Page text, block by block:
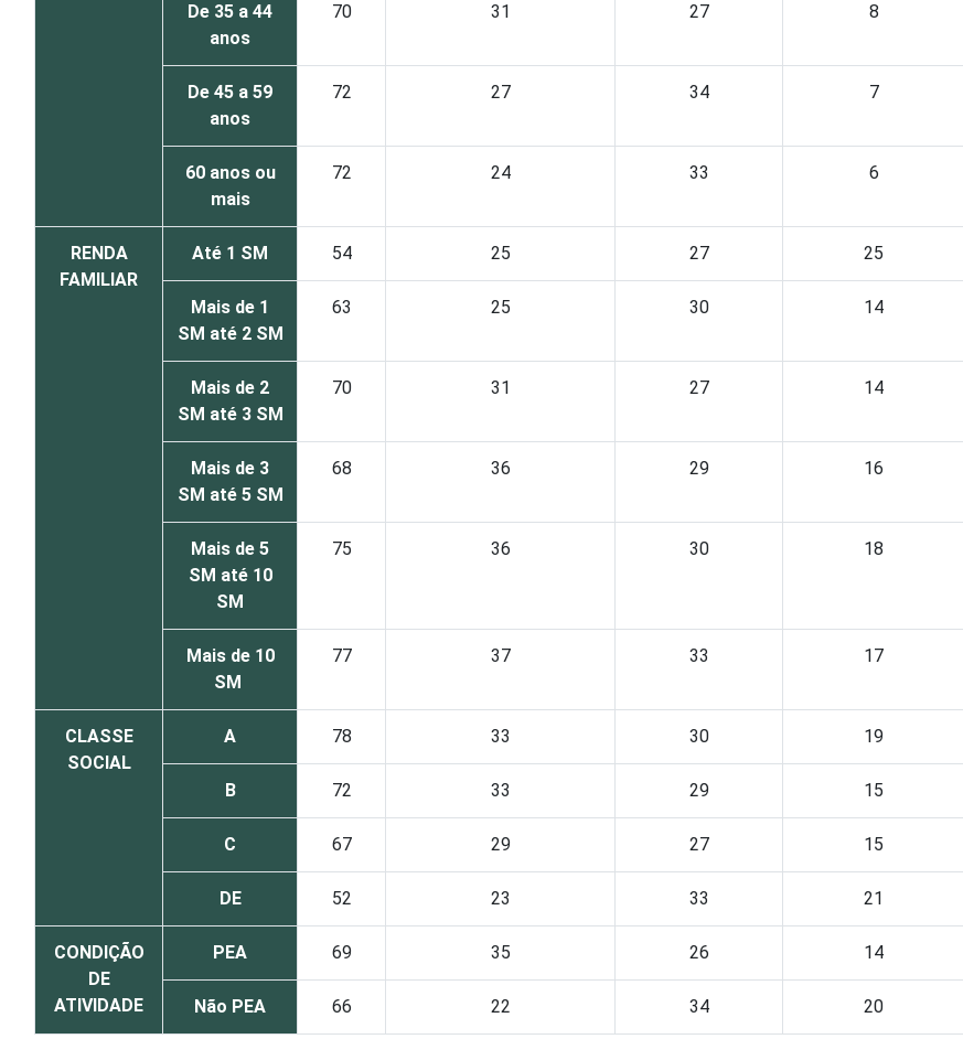
De 35 a 44
anos
70 31 27 8
De 45 a 59
anos
72 27 34 7
60 anos ou
mais
72 24 33 6
RENDA
FAMILIAR
Até 1 SM 54 25 27 25
Mais de 1
SM até 2 SM
63 25 30 14
Mais de 2
SM até 3 SM
70 31 27 14
Mais de 3
SM até 5 SM
68 36 29 16
Mais de 5
SM até 10
SM
75 36 30 18
Mais de 10
SM
77 37 33 17
CLASSE
SOCIAL
A 78 33 30 19
B 72 33 29 15
C 67 29 27 15
DE 52 23 33 21
CONDIÇÃO
DE
ATIVIDADE
PEA 69 35 26 14
Não PEA 66 22 34 20